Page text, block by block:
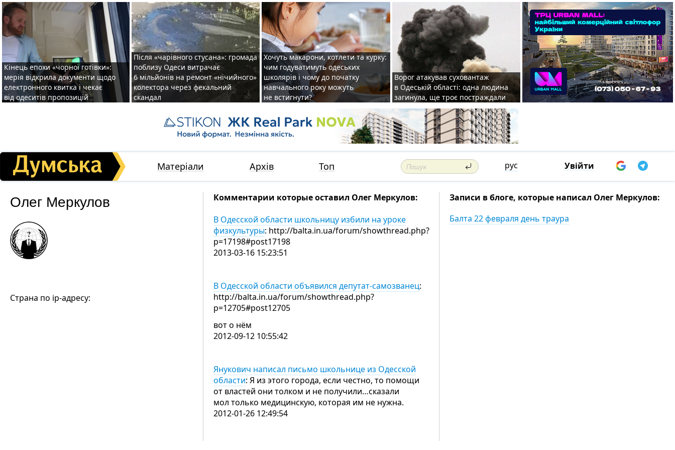
Кінець епохи «чорної готівки»:
мерія відкрила документи щодо
електронного квитка і чекає
від одеситів пропозицій
Після «чарівного стусана»: громада
поблизу Одеси витрачає
6 мільйонів на ремонт «нічийного»
колектора через фекальний
скандал
Хочуть макарони, котлети та курку:
чим годуватимуть одеських
школярів і чому до початку
навчального року можуть
не встигнути?
Ворог атакував суховантаж
в Одеській області: одна людина
загинула, ще троє постраждали
Матеріали Архів Топ рус Увійти
Олег Меркулов
Страна по ip-адресу:
Комментарии которые оставил Олег Меркулов:
В Одесской области школьницу избили на уроке
физкультуры: http://balta.in.ua/forum/showthread.php?
p=17198#post17198
2013-03-16 15:23:51
В Одесской области объявился депутат-самозванец:
http://balta.in.ua/forum/showthread.php?
p=12705#post12705
вот о нём
2012-09-12 10:55:42
Янукович написал письмо школьнице из Одесской
области: Я из этого города, если честно, то помощи
от властей они толком и не получили…сказали
мол только медицинскую, которая им не нужна.
2012-01-26 12:49:54
Записи в блоге, которые написал Олег Меркулов:
Балта 22 февраля день траура